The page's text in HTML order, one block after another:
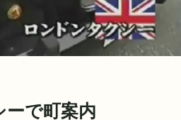
ーで町案内